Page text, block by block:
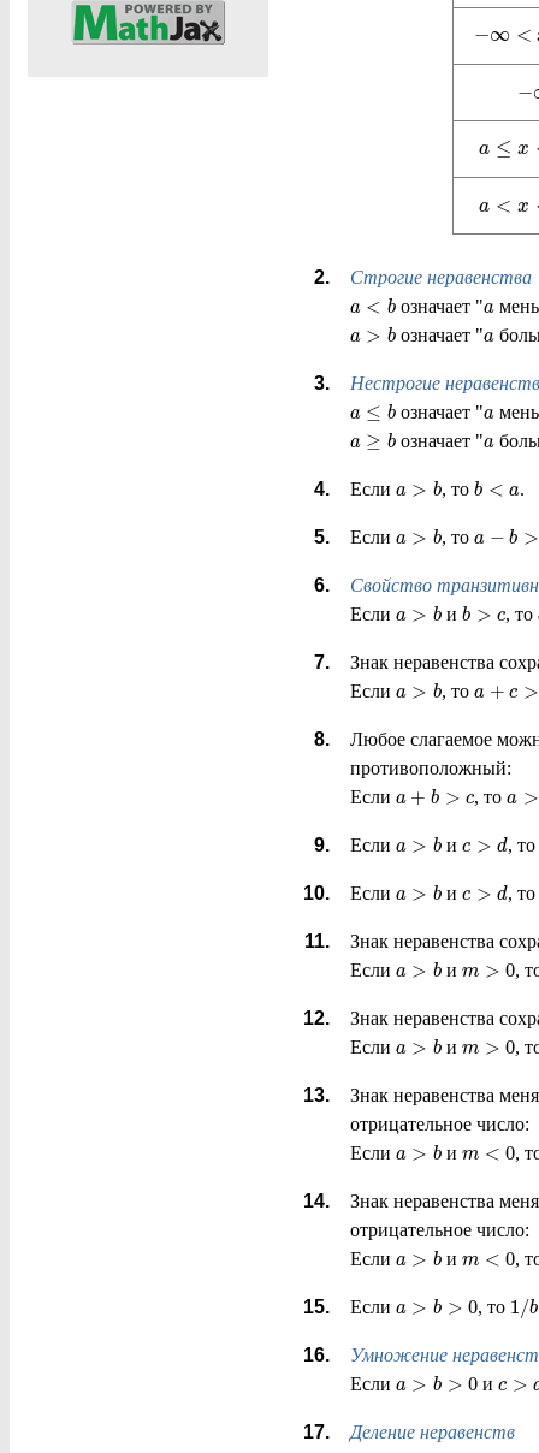
−∞ <
−
a ≤ x
a < x
Строгие неравенства
a < bозначает "a
a > bозначает "a
Нестрогие
a ≤ bозначает "a
a ≥ bозначает "a
Если a > b, то b < a.
Если a > b, то a − b >
Свойство
Если a > bи b > c, то
Знак неравенства
Если a > b, то a + c >
Любое слагаемое
противоположный:
Если a + b > c, тоa >
Если a > bи c > d,
Если a > bи c > d,
Знак неравенства
Если a > bи m > 0,
Знак неравенства
Если a > bи m > 0,
Знак неравенства
отрицательное число:
Если a > bи m < 0,
Знак неравенства
отрицательное число:
Если a > bи m < 0,
Если a > b > 0, то 1/b
Умножение
Если a > b > 0 иc >
Деление неравенств